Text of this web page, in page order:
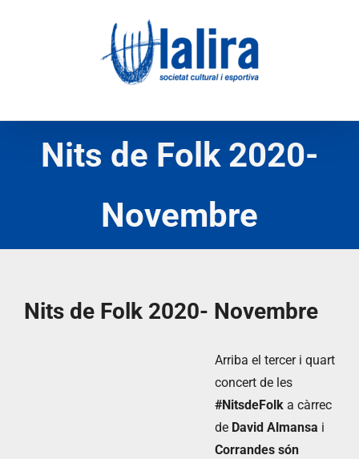
Nits de Folk 2020-
Novembre
Nits de Folk 2020- Novembre
Arriba el tercer i quart
concert de les
#NitsdeFolk a càrrec
de David Almansa i
Corrandes són